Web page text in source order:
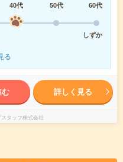
40代 50代
60代
しずか
る
む 詳しく見る
タッフ株式会社